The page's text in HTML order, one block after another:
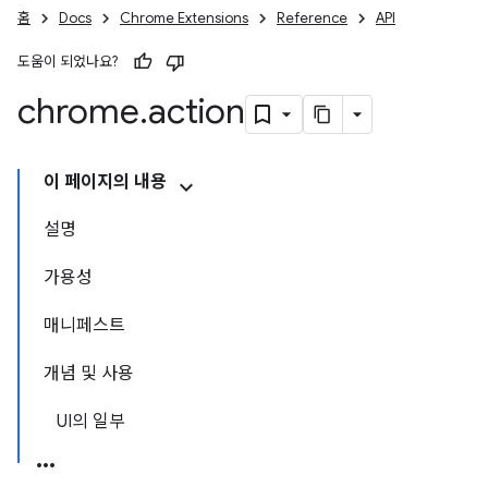
홈 Docs Chrome Extensions Reference API
도움이 되었나요?
chrome.action
이 페이지의 내용
설명
가용성
매니페스트
개념 및 사용
UI의 일부